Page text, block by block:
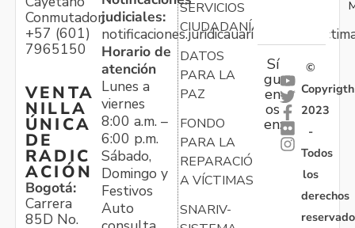
Conmutador:
+57 (601)
7965150
VENTA
NILLA
ÚNICA
DE
RADIC
ACIÓN
Bogotá:
Carrera
85D No.
judiciales:
Horario de
atención
Lunes a
viernes
8:00 a.m. –
6:00 p.m.
Sábado,
Domingo y
Festivos
Auto
SERVICIOS
CIUDADANÍA
DATOS
PARA LA
PAZ
FONDO
PARA LA
REPARACIÓN
A VÍCTIMAS
SNARIV-
Sí
gu
en
os
en:
©
Copyrigth
2023
-
Todos
los
derechos